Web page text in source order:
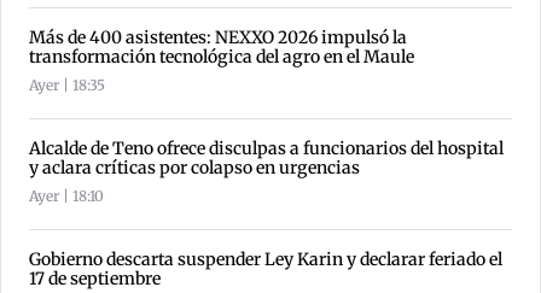
Más de 400 asistentes: NEXXO 2026 impulsó la
transformación tecnológica del agro en el Maule
Ayer | 18:35
Alcalde de Teno ofrece disculpas a funcionarios del hospital
y aclara críticas por colapso en urgencias
Ayer | 18:10
Gobierno descarta suspender Ley Karin y declarar feriado el
17 de septiembre